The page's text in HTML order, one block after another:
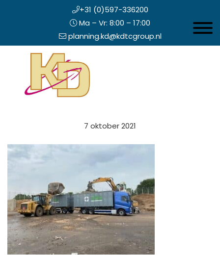
+31 (0)597-336200
Ma – Vr: 8:00 – 17:00
planning.kd@kdtcgroup.nl
Door
hoofd
7 oktober 2021